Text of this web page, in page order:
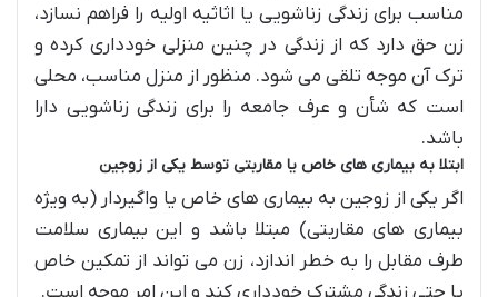
مناسب برای زندگی زناشویی یا اثاثیه اولیه را فراهم نسازد،
زن حق دارد که از زندگی در چنین منزلی خودداری کرده و
ترک آن موجه تلقی می شود. منظور از منزل مناسب، محلی
است که شأن و عرف جامعه را برای زندگی زناشویی دارا
باشد.
ابتلا به بیماری های خاص یا مقاربتی توسط یکی از زوجین
اگر یکی از زوجین به بیماری های خاص یا واگیردار (به ویژه
بیماری های مقاربتی) مبتلا باشد و این بیماری سلامت
طرف مقابل را به خطر اندازد، زن می تواند از تمکین خاص